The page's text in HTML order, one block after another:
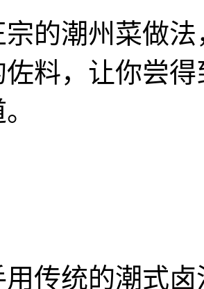
宗的潮州菜做
佐料，让你尝
用传统的潮式